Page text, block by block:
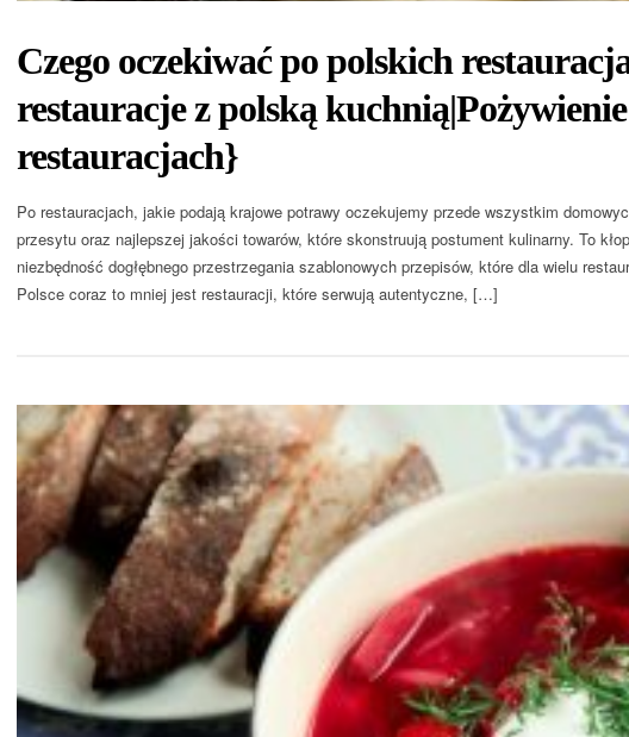
Czego oczekiwać po polskich
restauracje z polską
restauracjach}
Po restauracjach, jakie podają krajowe potrawy oczekujemy przede wszystkim
przesytu oraz najlepszej jakości towarów, które skonstruują postument kulinarny. To
niezbędność dogłębnego przestrzegania szablonowych przepisów, które dla wielu
Polsce coraz to mniej jest restauracji, które serwują autentyczne, […]